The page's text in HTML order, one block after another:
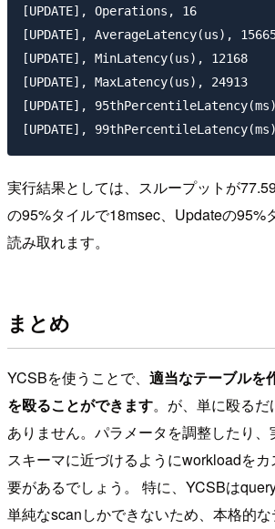
[UPDATE], Operations, 16
[UPDATE], AverageLatency(us),
[UPDATE], MinLatency(us), 12168
[UPDATE], MaxLatency(us), 24913
[UPDATE],
実行結果としては、スループットが
の95%タイルで18msec、Updateの95%
読み取れます。
まとめ
YCSBを使うことで、 適当なテーブルを
を殴ることができます。が、単に殴る
ありません。パラメータを調整したり
スキーマに近づけるようにworkloadを
要があるでしょう。 特に、YCSBは
単純なscanしかできないため、本格的